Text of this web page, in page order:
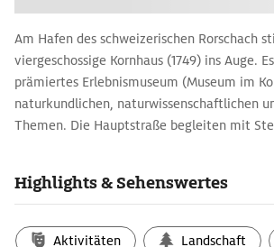
Am Hafen des schweizerischen Rorschach
viergeschossige Kornhaus (1749) ins Auge.
prämiertes Erlebnismuseum (Museum im
naturkundlichen, naturwissenschaftlichen
Themen. Die Hauptstraße begleiten mit
Highlights & Sehenswertes
Aktivitäten Landschaft